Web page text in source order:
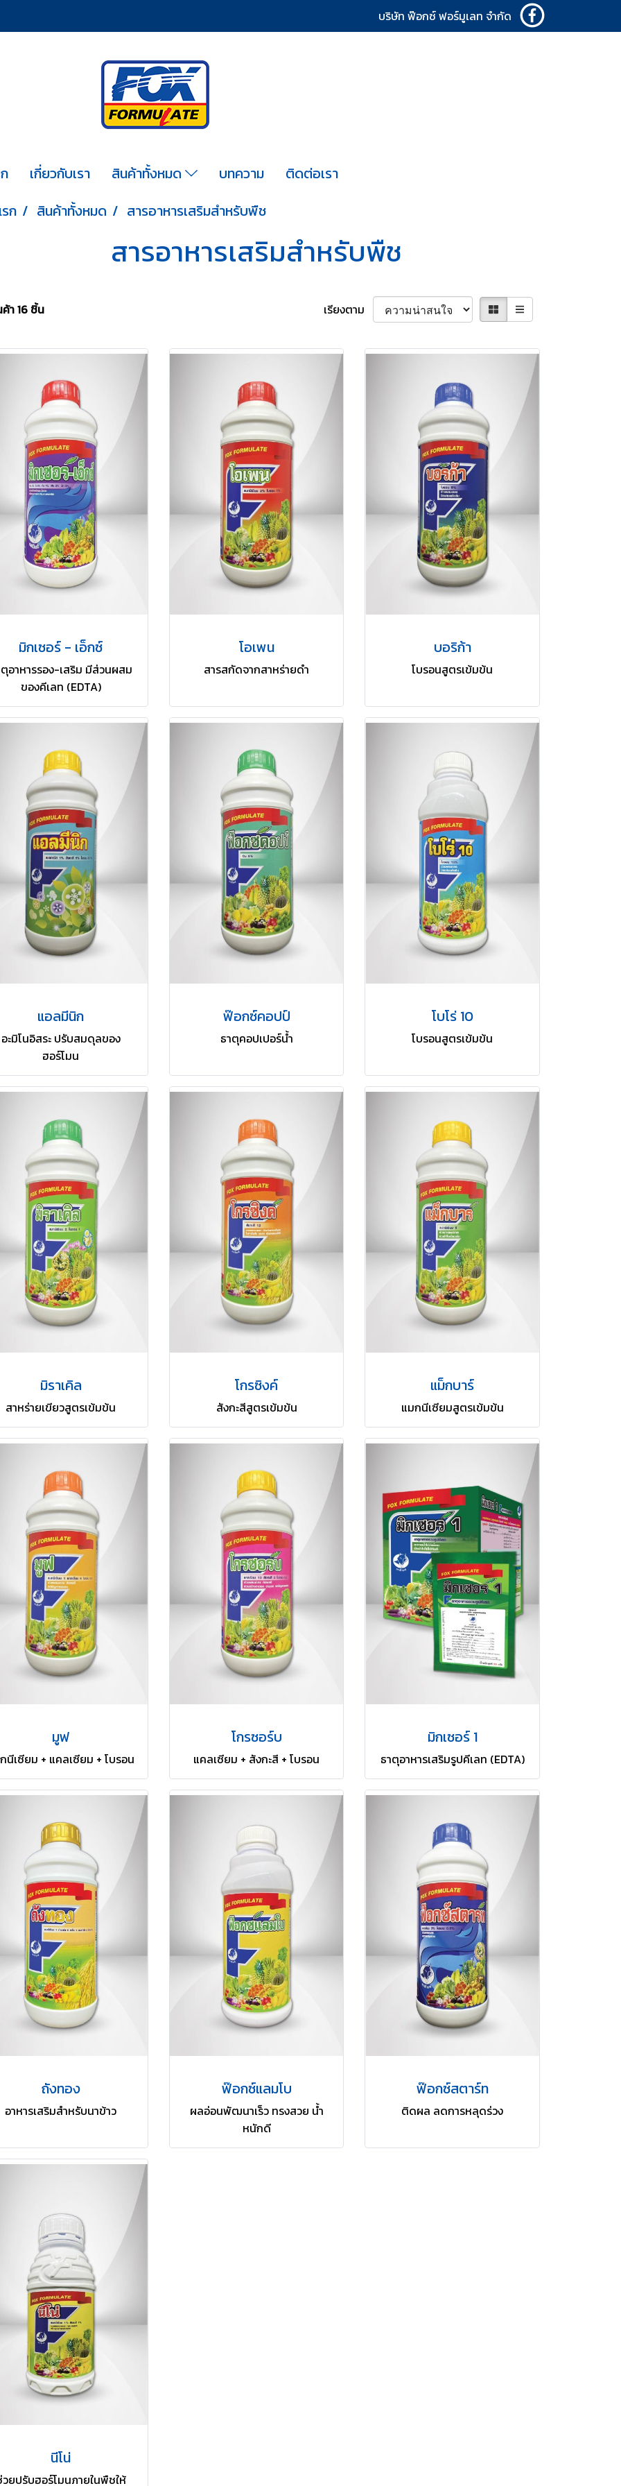
บริษัท ฟ๊อกซ์ ฟอร์มูเลท จำกัด
เกี่ยวกับเรา สินค้าทั้งหมด บทความ
ติดต่อเรา
ก
สินค้าทั้งหมด สารอาหารเสริมสำหรับพืช
สารอาหารเสริมสำหรับพืช
า 16 ชิ้น เรียงตาม
มิกเซอร์ - เอ็กซ์
อาหารรอง-เสริม มีส่วนผสม
ของคีเลท (EDTA)
โอเพน
สารสกัดจากสาหร่ายดำ
บอริก้า
โบรอนสูตรเข้มข้น
แอลมีนิก
อะมิโนอิสระ ปรับสมดุลของ
ฮอร์โมน
ฟ๊อกซ์คอปป์
ธาตุคอปเปอร์น้ำ
โบโร่ 10
โบรอนสูตรเข้มข้น
มิราเคิล
สาหร่ายเขียวสูตรเข้มข้น
โกรซิงค์
สังกะสีสูตรเข้มข้น
แม็กบาร์
แมกนีเซียมสูตรเข้มข้น
มูฟ
นีเซียม + แคลเซียม + โบรอน
โกรซอร์บ
แคลเซียม + สังกะสี + โบรอน
มิกเซอร์ 1
ธาตุอาหารเสริมรูปคีเลท (EDTA)
ถังทอง
อาหารเสริมสำหรับนาข้าว
ฟ๊อกซ์แลมโบ
ผลอ่อนพัฒนาเร็ว ทรงสวย น้ำ
หนักดี
ฟ๊อกซ์สตาร์ท
ติดผล ลดการหลุดร่วง
นีโน่
ยปรับฮอร์โมนภายในพืชให้